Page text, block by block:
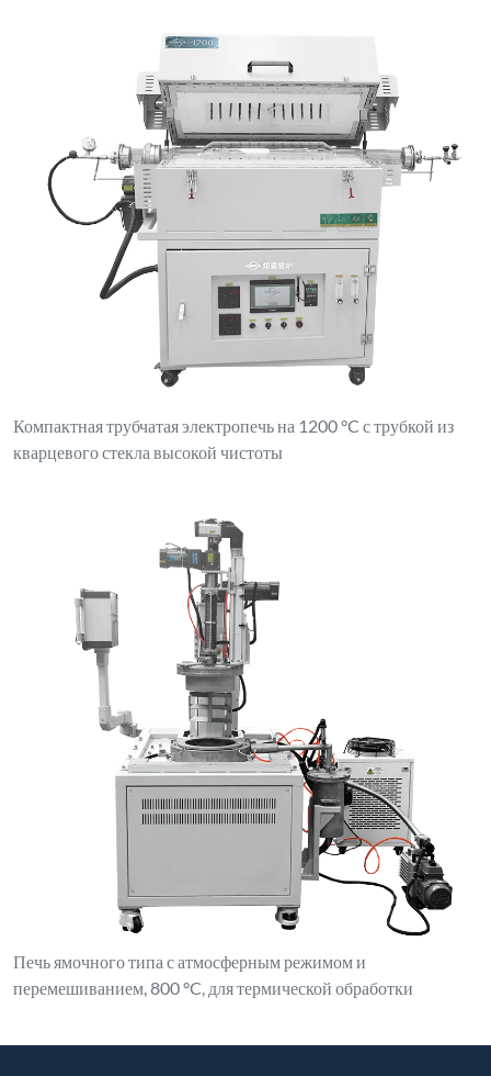
Компактная трубчатая электропечь на 1200 °C с трубкой из
кварцевого стекла высокой чистоты
Печь ямочного типа с атмосферным режимом и
перемешиванием, 800 °C, для термической обработки